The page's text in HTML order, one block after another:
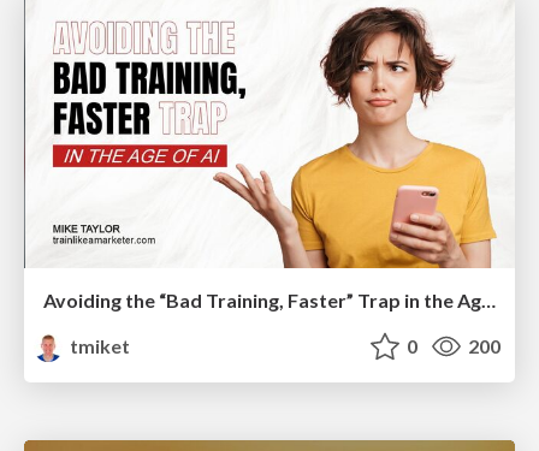
Avoiding the “Bad Training, Faster” Trap in the Age of AI
tmiket
0 200